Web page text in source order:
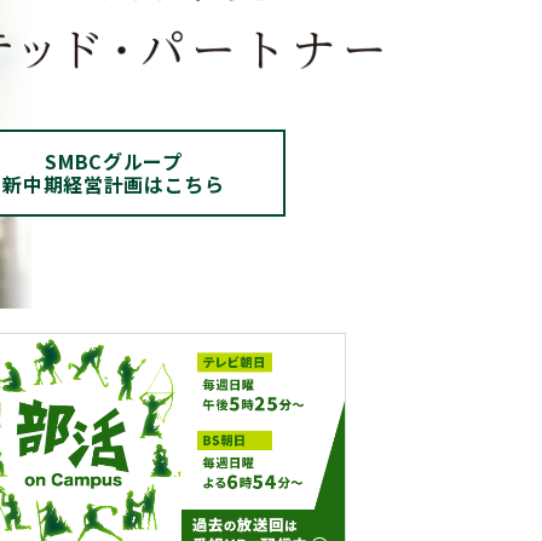
SMBCグループ
新中期経営計画はこちら